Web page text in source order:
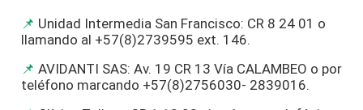
Unidad Intermedia San Francisco: CR 8 24 01 o
llamando al +57(8)2739595 ext. 146.
AVIDANTI SAS: Av. 19 CR 13 Vía CALAMBEO o por
teléfono marcando +57(8)2756030- 2839016.